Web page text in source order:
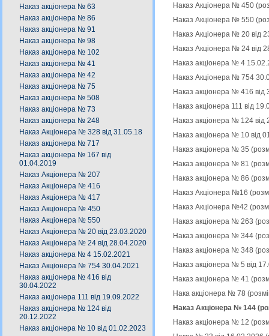
Наказ акціонера № 63
Наказ акціонера № 86
Наказ акціонера № 91
Наказ акціонера № 98
Наказ акціонера № 102
Наказ акціонера № 41
Наказ акціонера № 42
Наказ акціонера № 75
Наказ акціонера № 508
Наказ акціонера № 73
Наказ акціонера № 248
Наказ Акціонера № 328 від 31.05.18
Наказ акціонера № 717
Наказ акціонера № 167 від
01.04.2019
Наказ Акціонера № 207
Наказ Акціонера № 416
Наказ Акціонера № 417
Наказ Акціонера № 450
Наказ Акціонера № 550
Наказ Акціонера № 20 від 23.03.2020
Наказ Акціонера № 24 від 28.04.2020
Наказ акціонера № 4 15.02.2021
Наказ Акціонера № 754 30.04.2021
Наказ акціонера № 416 від
30.04.2022
Наказ акціонера 111 від 19.09.2022
Наказ акціонера № 124 від
20.12.2022
Наказ акціонера № 10 від 01.02.2023
Наказ Акціонера № 450
Наказ Акціонера № 550
Наказ Акціонера № 20 від
Наказ Акціонера № 24 від
Наказ акціонера № 4
Наказ Акціонера № 754
Наказ акціонера № 416
Наказ акціонера 111 від
Наказ акціонера № 124
Наказ акціонера № 10 від
Наказ акціонера № 35
Наказ акціонера № 81
Наказ акціонера № 86
Наказ Акціонера №16
Наказ Акціонера №42
Наказ акціонера № 263
Наказ акціонера № 344
Наказ акціонера № 348
Наказ акціонера № 5 від
Наказ акціонера № 41
Нака акціонера № 78
Наказ Акціонера № 144
Наказ акціонера № 12